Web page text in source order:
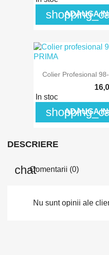
ADAUGA
Colier Profesional
In stoc
ADAUGA
DESCRIERE
Comentarii (0)
Nu sunt opinii ale